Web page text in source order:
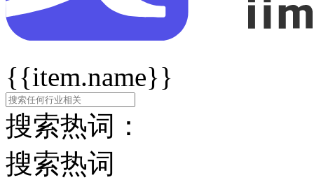
{{item.name}}
搜索热词：
搜索热词